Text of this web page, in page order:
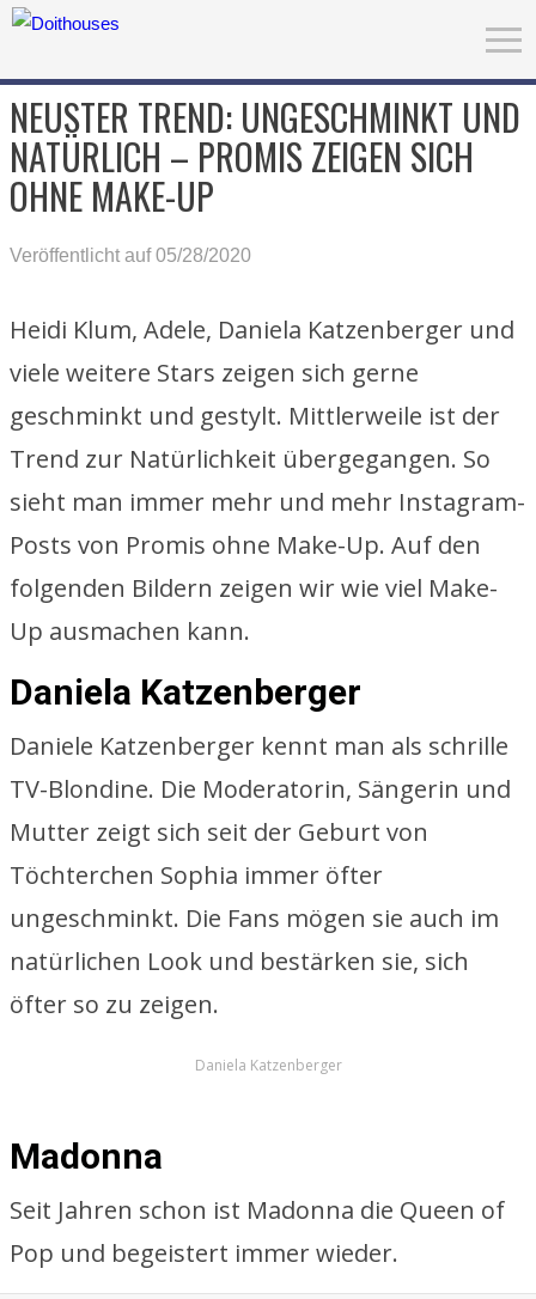
NEUSTER TREND: UNGESCHMINKT UND
NATÜRLICH – PROMIS ZEIGEN SICH
OHNE MAKE-UP
Veröffentlicht auf 05/28/2020
Heidi Klum, Adele, Daniela Katzenberger und
viele weitere Stars zeigen sich gerne
geschminkt und gestylt. Mittlerweile ist der
Trend zur Natürlichkeit übergegangen. So
sieht man immer mehr und mehr Instagram-
Posts von Promis ohne Make-Up. Auf den
folgenden Bildern zeigen wir wie viel Make-
Up ausmachen kann.
Daniela Katzenberger
Daniele Katzenberger kennt man als schrille
TV-Blondine. Die Moderatorin, Sängerin und
Mutter zeigt sich seit der Geburt von
Töchterchen Sophia immer öfter
ungeschminkt. Die Fans mögen sie auch im
natürlichen Look und bestärken sie, sich
öfter so zu zeigen.
Daniela Katzenberger
Madonna
Seit Jahren schon ist Madonna die Queen of
Pop und begeistert immer wieder.